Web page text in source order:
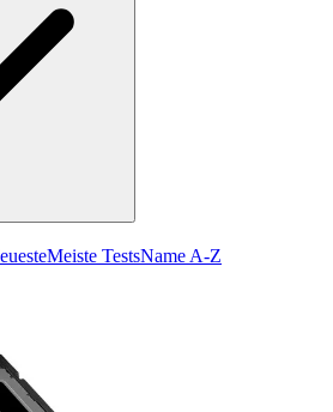
Meiste TestsName A-Z